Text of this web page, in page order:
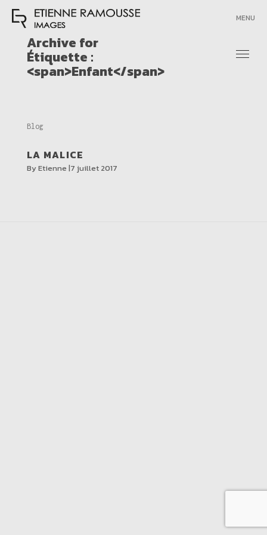
MENU
Archive for
Étiquette :
<span>Enfant</span>
Categories
Blog
LA MALICE
ByEtienne 7 juillet 2017